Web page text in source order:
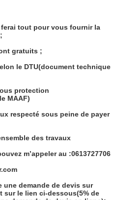
ferai tout pour vous fournir la
gratuits ;
le DTU(document technique
protection
MAAF)
respecté sous peine de payer
des travaux
m’appeler au :0613727706
une demande de devis sur
sur le lien ci-dessous(5% de